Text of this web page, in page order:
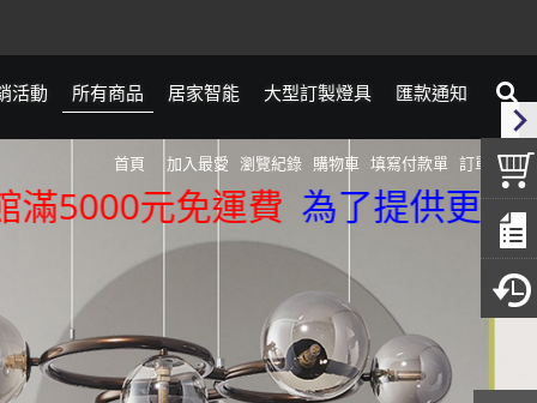
活動 所有商品 居家智能 大型訂製燈具 匯款通知
首頁 加入最愛 瀏覽紀錄 購物車 填寫付款單 訂單查詢
元免運費 為了提供更精準的